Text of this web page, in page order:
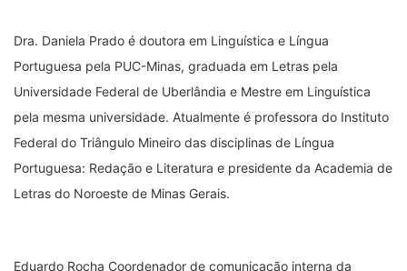
Dra. Daniela Prado é doutora em Linguística e Língua
Portuguesa pela PUC-Minas, graduada em Letras pela
Universidade Federal de Uberlândia e Mestre em Linguística
pela mesma universidade. Atualmente é professora do Instituto
Federal do Triângulo Mineiro das disciplinas de Língua
Portuguesa: Redação e Literatura e presidente da Academia de
Letras do Noroeste de Minas Gerais.
Eduardo Rocha Coordenador de comunicação interna da